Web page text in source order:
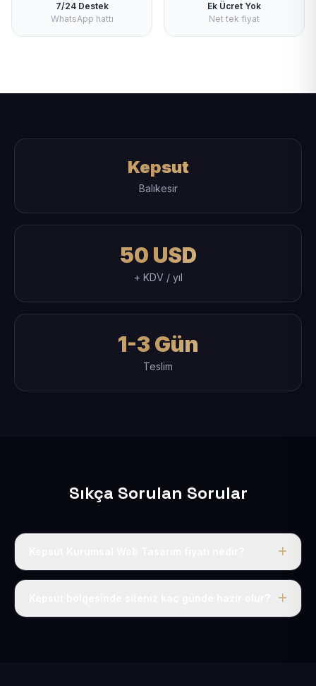
7/24 Destek
WhatsApp hattı
Ek Ücret Yok
Net tek fiyat
Kepsut
Balıkesir
50 USD
+ KDV / yıl
1-3 Gün
Teslim
Sıkça Sorulan Sorular
Tek fiyat uygulanır: yıllık 50 USD + KDV. Bu bedele alan